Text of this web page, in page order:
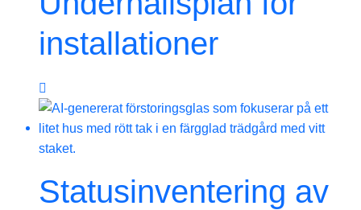
installationer
Statusinventering av